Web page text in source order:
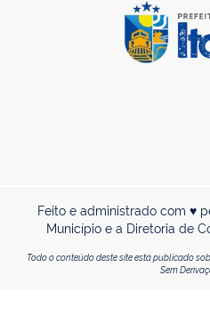
Feito e administrado com ♥
Município e a Diretoria de
Todo o conteúdo deste site está publicado
Sem